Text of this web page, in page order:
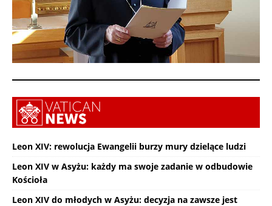
Leon XIV: rewolucja Ewangelii burzy mury dzielące ludzi
Leon XIV w Asyżu: każdy ma swoje zadanie w odbudowie
Kościoła
Leon XIV do młodych w Asyżu: decyzja na zawsze jest